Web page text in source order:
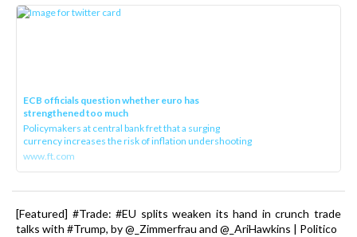
ECB officials question whether euro has
strengthened too much
Policymakers at central bank fret that a surging
currency increases the risk of inflation undershooting
www.ft.com
[Featured] #Trade: #EU splits weaken its hand in crunch trade
talks with #Trump, by @_Zimmerfrau and @_AriHawkins | Politico